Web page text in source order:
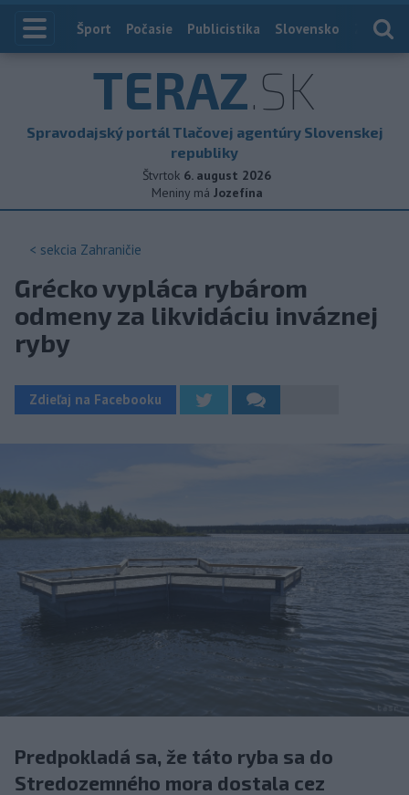
Index
Šport Počasie Publicistika Slovensko
TERAZ.SK
Spravodajský portál Tlačovej agentúry Slovenskej
republiky
Štvrtok 6. august 2026
Meniny má Jozefína
< sekcia Zahraničie
Grécko vypláca rybárom
odmeny za likvidáciu inváznej
ryby
Zdieľaj na Facebooku
Predpokladá sa, že táto ryba sa do
Stredozemného mora dostala cez